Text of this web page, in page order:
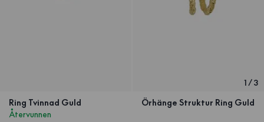
Ring Tvinnad Guld
Återvunnen
1 /3
Örhänge Struktur Ring Guld